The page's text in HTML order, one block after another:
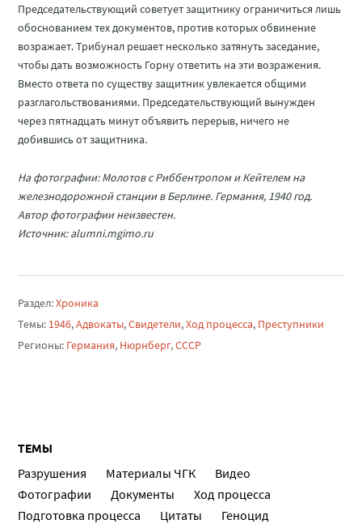
Председательствующий советует защитнику ограничиться лишь
обоснованием тех документов, против которых обвинение
возражает. Трибунал решает несколько затянуть заседание,
чтобы дать возможность Горну ответить на эти возражения.
Вместо ответа по существу защитник увлекается общими
разглагольствованиями. Председательствующий вынужден
через пятнадцать минут объявить перерыв, ничего не
добившись от защитника.
На фотографии: Молотов с Риббентропом и Кейтелем на
железнодорожной станции в Берлине. Германия, 1940 год.
Автор фотографии неизвестен.
Источник: alumni.mgimo.ru
Раздел:Хроника
Темы: 1946,Адвокаты,Свидетели,Ход процесса, Преступники
Регионы: Германия, Нюрнберг,СССР
ТЕМЫ
Разрушения Материалы ЧГК
Видео
Фотографии
Документы
Ход процесса
Подготовка процесса
Цитаты
Геноцид